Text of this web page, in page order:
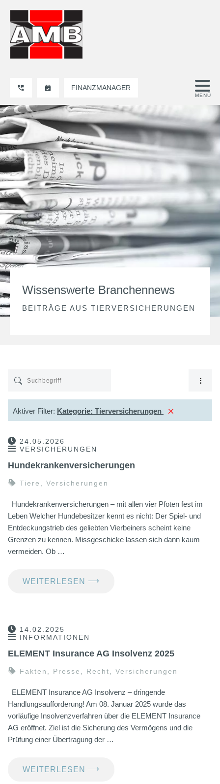
FINANZMANAGER
Wissenswerte Branchennews
BEITRÄGE AUS TIERVERSICHERUNGEN
Aktiver Filter: Kategorie: Tierversicherungen
24.05.2026
VERSICHERUNGEN
Hundekrankenversicherungen
Tiere Versicherungen
Hundekrankenversicherungen – mit allen vier Pfoten fest im
Leben Welcher Hundebesitzer kennt es nicht: Der Spiel- und
Entdeckungstrieb des geliebten Vierbeiners scheint keine
Grenzen zu kennen. Missgeschicke lassen sich dann kaum
vermeiden. Ob …
WEITERLESEN ⟶
14.02.2025
INFORMATIONEN
ELEMENT Insurance AG Insolvenz 2025
Fakten Presse Recht Versicherungen
ELEMENT Insurance AG Insolvenz – dringende
Handlungsaufforderung! Am 08. Januar 2025 wurde das
vorläufige Insolvenzverfahren über die ELEMENT Insurance
AG eröffnet. Ziel ist die Sicherung des Vermögens und die
Prüfung einer Übertragung der …
WEITERLESEN ⟶